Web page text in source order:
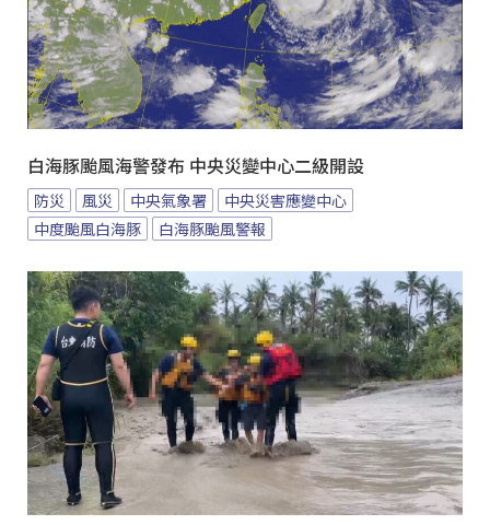
白海豚颱風海警發布 中央災變中心二級開設
防災 風災 中央氣象署
中央災害應變中心
中度颱風白海豚
白海豚颱風警報